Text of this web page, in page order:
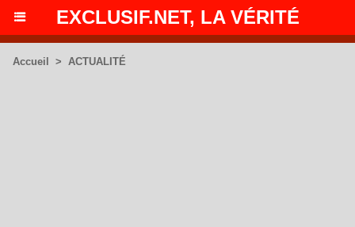
EXCLUSIF.NET, LA VÉRITÉ
Accueil > ACTUALITÉ